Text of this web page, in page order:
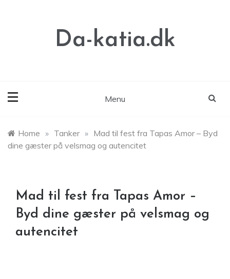
Da-katia.dk
Menu
Home » Tanker » Mad til fest fra Tapas Amor – Byd
dine gæster på velsmag og autencitet
Mad til fest fra Tapas Amor –
Byd dine gæster på velsmag og
autencitet